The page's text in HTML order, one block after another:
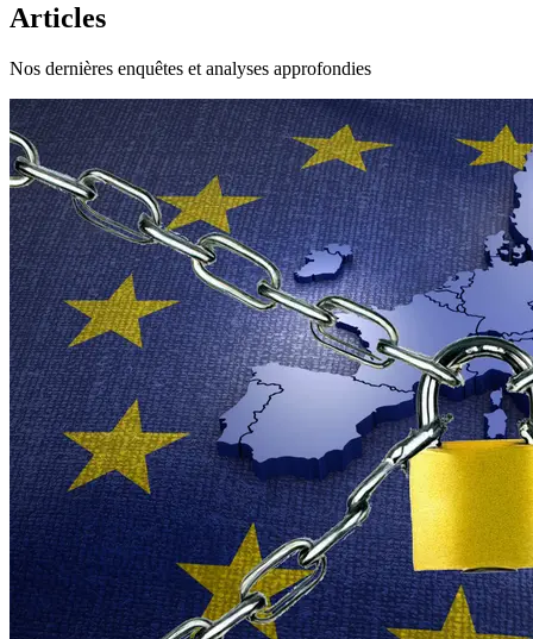
Articles
Nos dernières enquêtes et analyses approfondies